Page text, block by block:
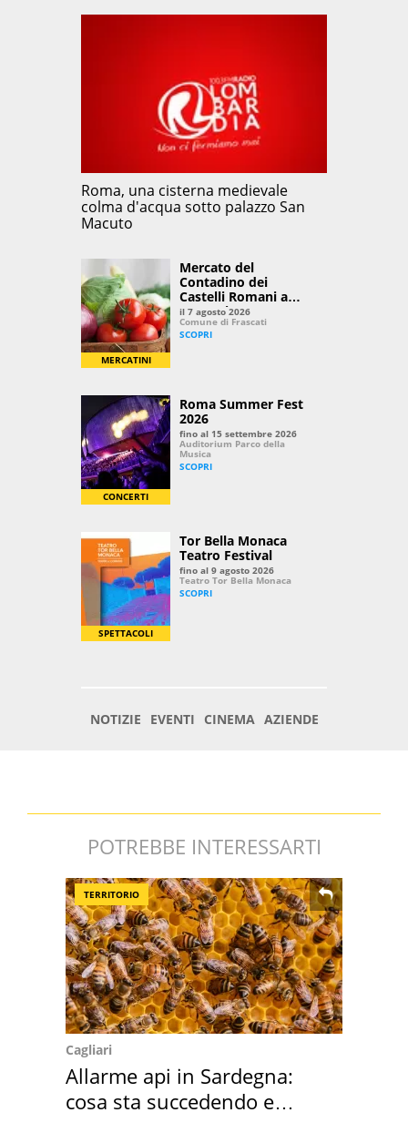
POTREBBE INTERESSARTI
TERRITORIO
Cagliari
Allarme api in Sardegna:
cosa sta succedendo e